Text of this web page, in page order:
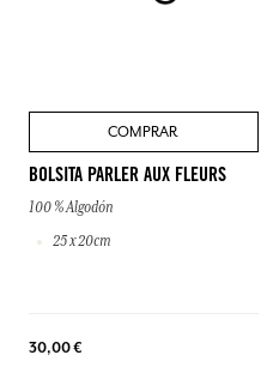
COMPRAR
BOLSITA PARLER AUX FLEURS
100 % Algodón
25 x 20cm
30,00 €